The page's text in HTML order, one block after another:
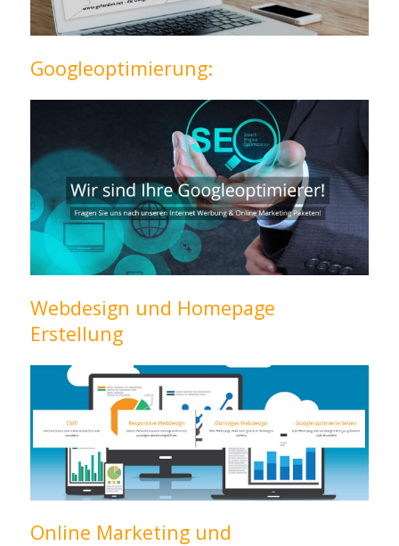
Googleoptimierung:
Webdesign und Homepage
Erstellung
Online Marketing und